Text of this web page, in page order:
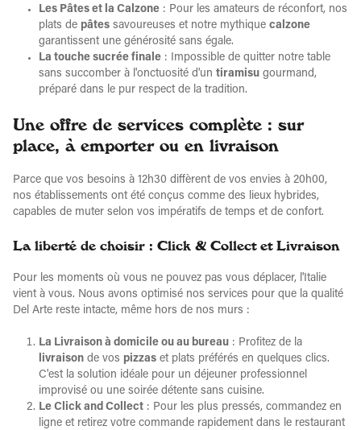
Les Pâtes et la Calzone : Pour les amateurs de réconfort, nos
plats de pâtes savoureuses et notre mythique calzone
garantissent une générosité sans égale.
La touche sucrée finale : Impossible de quitter notre table
sans succomber à l'onctuosité d'un tiramisu gourmand,
préparé dans le pur respect de la tradition.
Une offre de services complète : sur
place, à emporter ou en livraison
Parce que vos besoins à 12h30 diffèrent de vos envies à 20h00,
nos établissements ont été conçus comme des lieux hybrides,
capables de muter selon vos impératifs de temps et de confort.
La liberté de choisir : Click & Collect et Livraison
Pour les moments où vous ne pouvez pas vous déplacer, l'Italie
vient à vous. Nous avons optimisé nos services pour que la qualité
Del Arte reste intacte, même hors de nos murs :
La Livraison à domicile ou au bureau : Profitez de la
livraison de vos pizzas et plats préférés en quelques clics.
C'est la solution idéale pour un déjeuner professionnel
improvisé ou une soirée détente sans cuisine.
Le Click and Collect : Pour les plus pressés, commandez en
ligne et retirez votre commande rapidement dans le restaurant